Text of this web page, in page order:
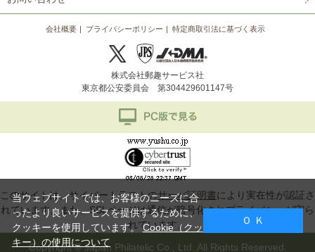
会社概要 プライバシーポリシー 特定商取引法に基づく表示
株式会社郵趣サービス社
東京都公安委員会 第304429601147号
このサイトは、サイバートラストのサーバ証明書により実在性が認証さ
れています。また、SSLページは通信が暗号化されプライバシーが守ら
れています。
Copyright © Japan Philatelic Co., Ltd. All Rights Reserved.
当ウェブサイトでは、お客様のニーズに合
ったより良いサービスを提供するために、
クッキーを使用しています。Cookie（クッ
キー）の使用について
Ｏ Ｋ